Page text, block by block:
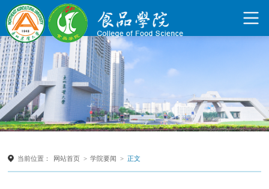
当前位置： 网站首页 > 学院要闻 > 正文